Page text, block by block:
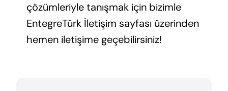
çözümleriyle tanışmak için bizimle
EntegreTürk İletişim sayfası üzerinden
hemen iletişime geçebilirsiniz!